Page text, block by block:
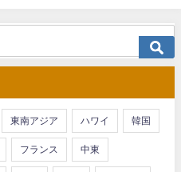
東南アジア ハワイ 韓国
フランス 中東